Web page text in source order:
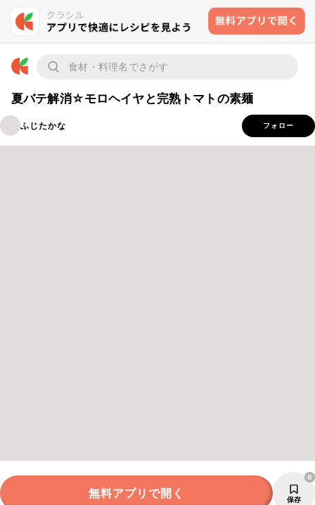
夏バテ解消☆モロヘイヤと完熟トマトの素麺
ふじたかな フォロー
無料アプリで開く 保存
6